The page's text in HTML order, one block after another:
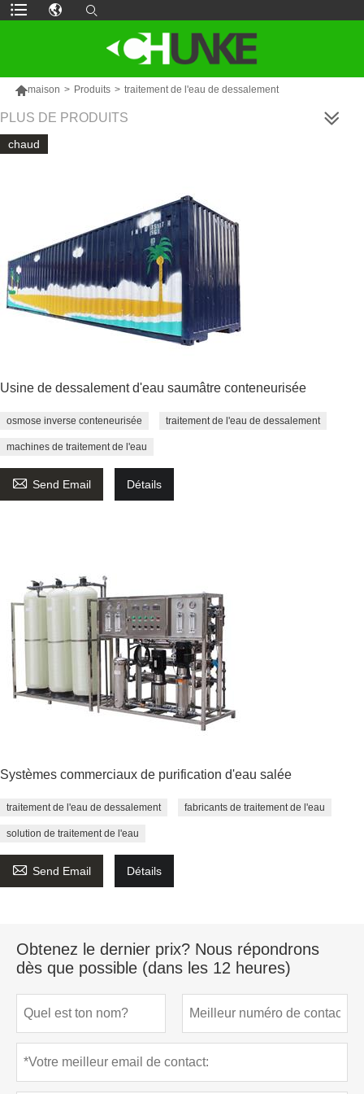
maison > Produits > traitement de l'eau de dessalement
PLUS DE PRODUITS
chaud
Usine de dessalement d'eau saumâtre conteneurisée
osmose inverse conteneurisée traitement de l'eau de dessalement
machines de traitement de l'eau
 Send Email Détails
Systèmes commerciaux de purification d'eau salée
traitement de l'eau de dessalement fabricants de traitement de l'eau
solution de traitement de l'eau
 Send Email Détails
Obtenez le dernier prix? Nous répondrons
dès que possible (dans les 12 heures)